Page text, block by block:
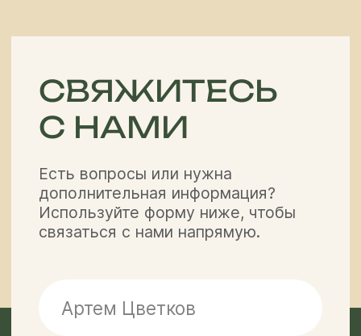
Политика
ООО «Off Road Tours» 2026